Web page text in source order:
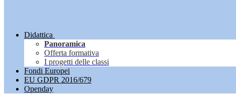
Didattica
Panoramica
Offerta formativa
I progetti delle classi
Fondi Europei
EU GDPR 2016/679
Openday